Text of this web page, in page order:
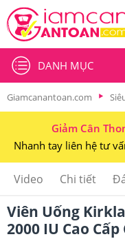
DANH MỤC
Giamcanantoan.com
Giảm Cân
Nhanh tay liên hệ tư
Video Chi tiết
Viên Uống
2000 IU Cao